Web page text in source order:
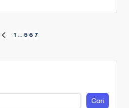
PREVIOUS
1 … 5 6 7
Cari